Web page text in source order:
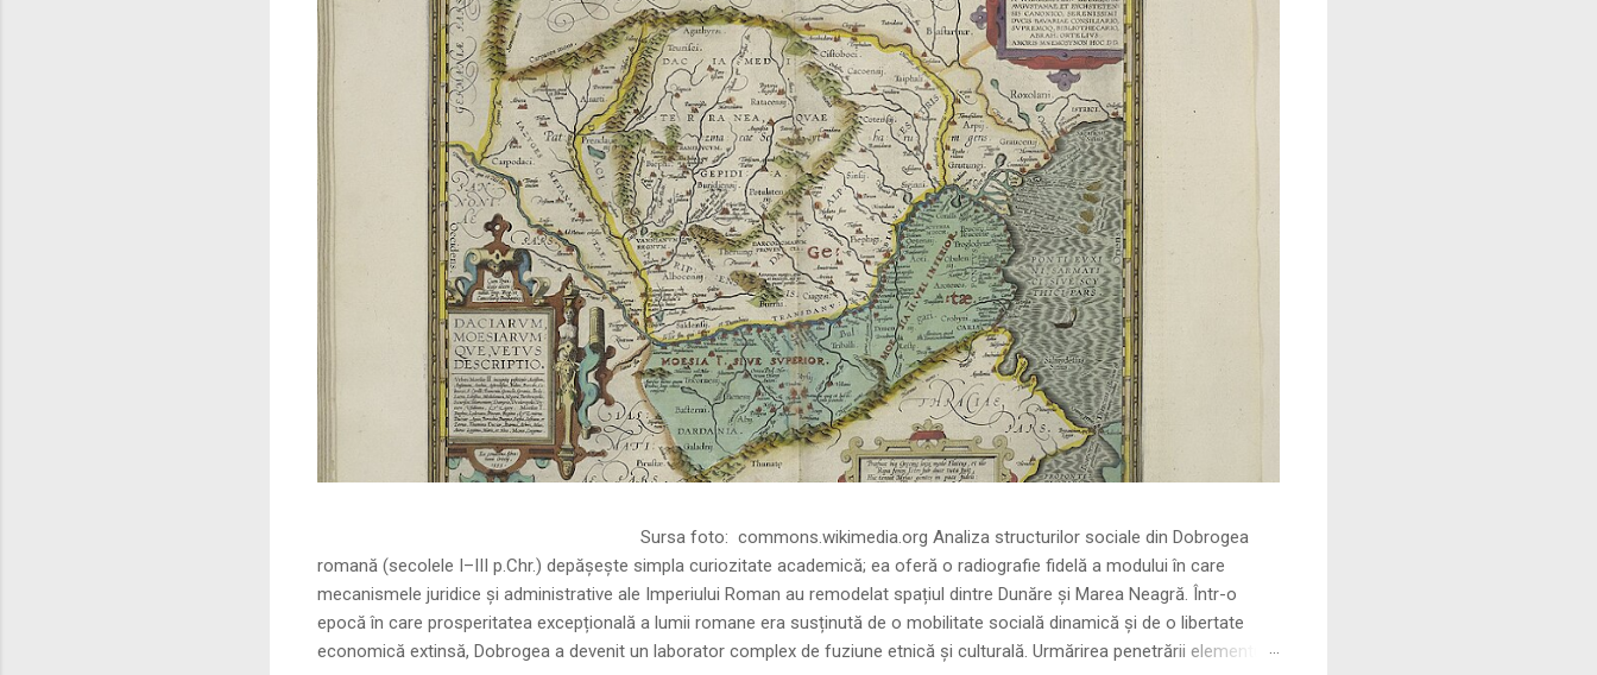
Sursa foto: commons.wikimedia.org Analiza structurilor sociale din Dobrogea
romană (secolele I–III p.Chr.) depășește simpla curiozitate academică; ea oferă o radiografie fidelă a modului în care
mecanismele juridice și administrative ale Imperiului Roman au remodelat spațiul dintre Dunăre și Marea Neagră. Într-o
epocă în care prosperitatea excepțională a lumii romane era susținută de o mobilitate socială dinamică și de o libertate
economică extinsă, Dobrogea a devenit un laborator complex de fuziune etnică și culturală. Urmărirea penetrării elementului